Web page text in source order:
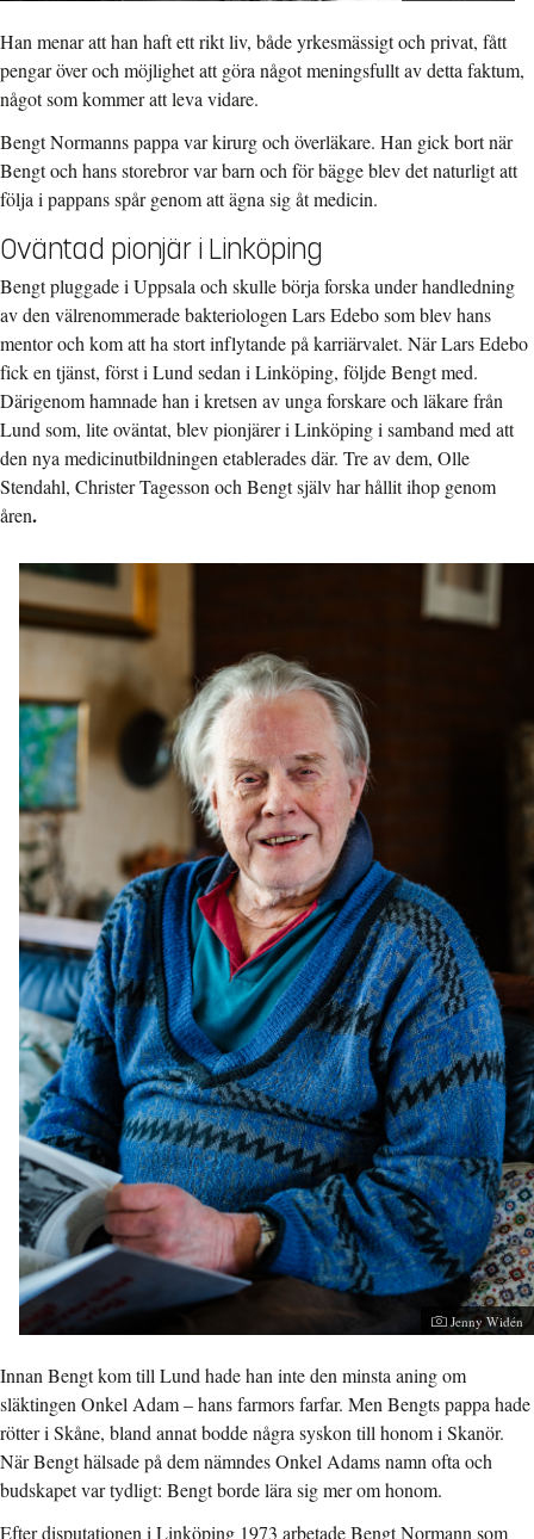
Han menar att han haft ett rikt liv, både yrkesmässigt och privat, fått
pengar över och möjlighet att göra något meningsfullt av detta faktum,
något som kommer att leva vidare.
Bengt Normanns pappa var kirurg och överläkare. Han gick bort när
Bengt och hans storebror var barn och för bägge blev det naturligt att
följa i pappans spår genom att ägna sig åt medicin.
Oväntad pionjär i Linköping
Bengt pluggade i Uppsala och skulle börja forska under handledning
av den välrenommerade bakteriologen Lars Edebo som blev hans
mentor och kom att ha stort inflytande på karriärvalet. När Lars Edebo
fick en tjänst, först i Lund sedan i Linköping, följde Bengt med.
Därigenom hamnade han i kretsen av unga forskare och läkare från
Lund som, lite oväntat, blev pionjärer i Linköping i samband med att
den nya medicinutbildningen etablerades där. Tre av dem, Olle
Stendahl, Christer Tagesson och Bengt själv har hållit ihop genom
åren.
Jenny Widén
Innan Bengt kom till Lund hade han inte den minsta aning om
släktingen Onkel Adam – hans farmors farfar. Men Bengts pappa hade
rötter i Skåne, bland annat bodde några syskon till honom i Skanör.
När Bengt hälsade på dem nämndes Onkel Adams namn ofta och
budskapet var tydligt: Bengt borde lära sig mer om honom.
Efter disputationen i Linköping 1973 arbetade Bengt Normann som